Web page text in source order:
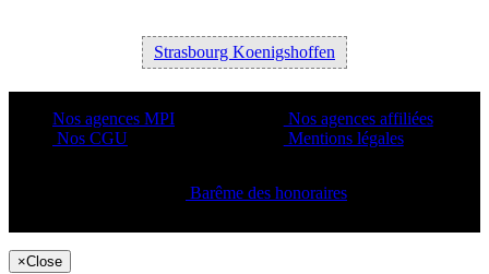
Strasbourg Koenigshoffen
Nos agences MPI
Nos CGU
Nos agences affiliées
Mentions légales
Barême des honoraires
×Close